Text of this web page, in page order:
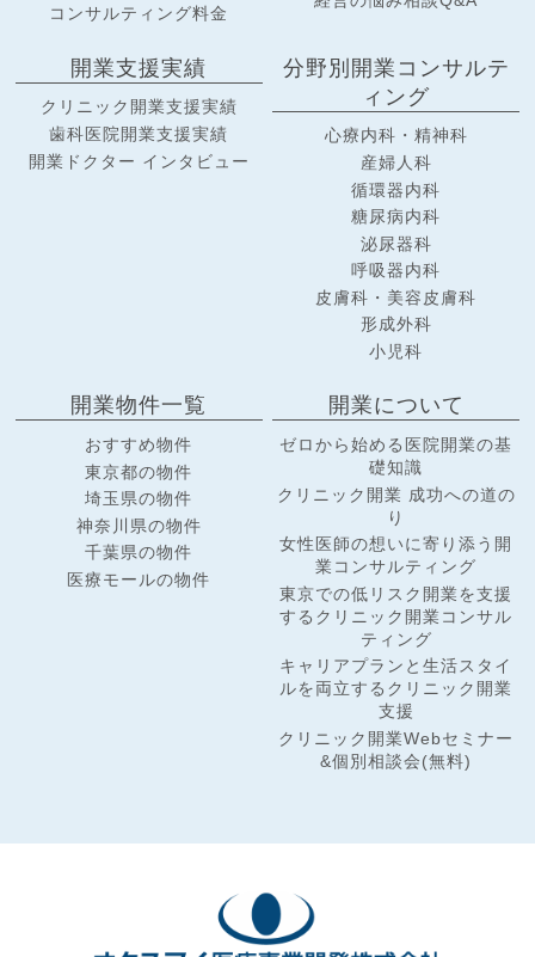
コンサルティング料金
開業支援実績
クリニック開業支援実績
歯科医院開業支援実績
開業ドクター インタビュー
分野別開業コンサルテ
ィング
心療内科・精神科
産婦人科
循環器内科
糖尿病内科
泌尿器科
呼吸器内科
皮膚科・美容皮膚科
形成外科
小児科
開業物件一覧
おすすめ物件
東京都の物件
埼玉県の物件
神奈川県の物件
千葉県の物件
医療モールの物件
開業について
ゼロから始める医院開業の基
礎知識
クリニック開業 成功への道の
り
女性医師の想いに寄り添う開
業コンサルティング
東京での低リスク開業を支援
するクリニック開業コンサル
ティング
キャリアプランと生活スタイ
ルを両立するクリニック開業
支援
クリニック開業Webセミナー
&個別相談会(無料)